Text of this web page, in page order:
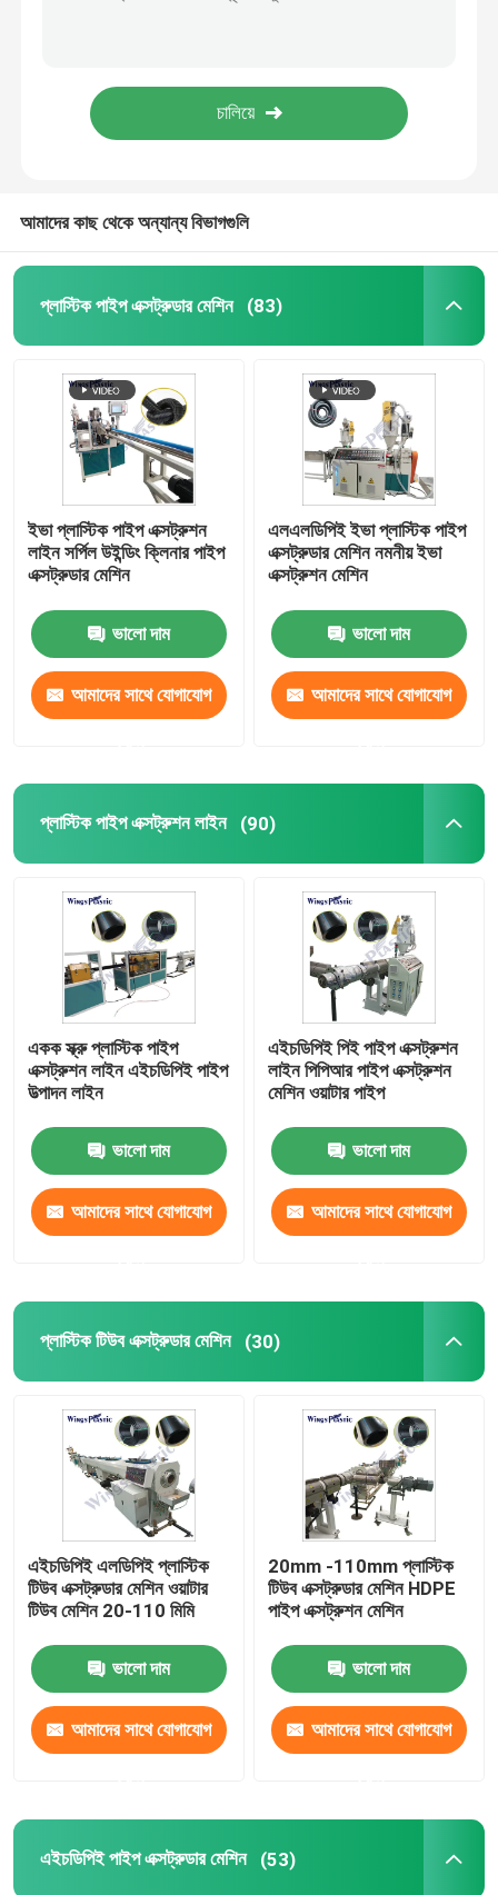
পিপিআর পাইপ উত্পাদন লাইন
ঢেউতোলা পাইপ এক্সট্রুডার মেশিন
পিপি চাবুক উত্পাদন লাইন
প্লাস্টিক শীট এক্সট্রুডার মেশিন
প্লাস্টিকের মাদুর তৈরির মেশিন
PE ঢেউতোলা পাইপ উত্পাদন লাইন
আমাদের কাছ থেকে অন্যান্য বিভাগগুলি
প্লাস্টিক পাইপ এক্সট্রুডার মেশিন (83)
ইভা প্লাস্টিক পাইপ এক্সট্রুশন
লাইন সর্পিল উইন্ডিং ক্লিনার পাইপ
এক্সট্রুডার মেশিন
ভালো দাম
আমাদের সাথে যোগাযোগ
এলএলডিপিই ইভা প্লাস্টিক পাইপ
এক্সট্রুডার মেশিন নমনীয় ইভা
এক্সট্রুশন মেশিন
ভালো দাম
আমাদের সাথে যোগাযোগ
প্লাস্টিক পাইপ এক্সট্রুশন লাইন (90)
একক স্ক্রু প্লাস্টিক পাইপ
এক্সট্রুশন লাইন এইচডিপিই পাইপ
উত্পাদন লাইন
ভালো দাম
আমাদের সাথে যোগাযোগ
এইচডিপিই পিই পাইপ এক্সট্রুশন
লাইন পিপিআর পাইপ এক্সট্রুশন
মেশিন ওয়াটার পাইপ
ভালো দাম
আমাদের সাথে যোগাযোগ
প্লাস্টিক টিউব এক্সট্রুডার মেশিন (30)
এইচডিপিই এলডিপিই প্লাস্টিক
টিউব এক্সট্রুডার মেশিন ওয়াটার
টিউব মেশিন 20-110 মিমি
ভালো দাম
আমাদের সাথে যোগাযোগ
20mm -110mm প্লাস্টিক
টিউব এক্সট্রুডার মেশিন HDPE
পাইপ এক্সট্রুশন মেশিন
ভালো দাম
আমাদের সাথে যোগাযোগ
এইচডিপিই পাইপ এক্সট্রুডার মেশিন (53)